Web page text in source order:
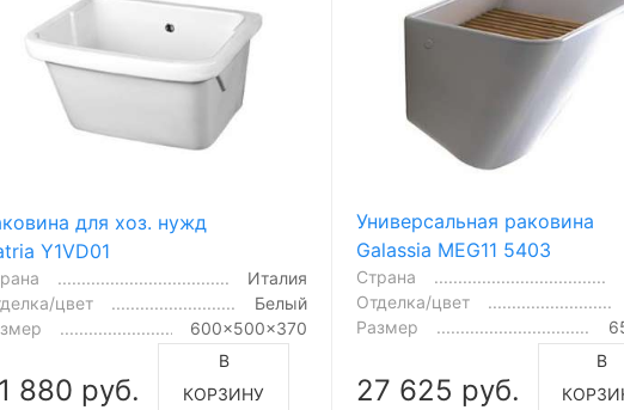
для хоз. нужд
Y1VD01
Италия
цвет
Белый
600x500x370
880 руб.
В
КОРЗИНУ
Универсальная раковина
Galassia MEG11 5403
Страна
Отделка/цвет
Размер
27 625 руб.
В